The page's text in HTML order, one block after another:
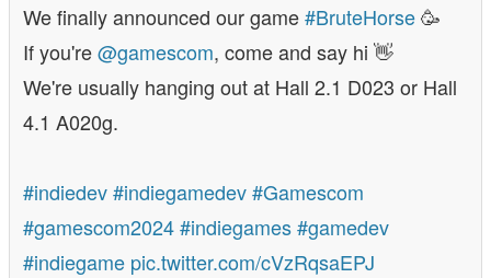
We finally announced our game#BruteHorse🥳
If you're@gamescom, come and say hi 👋
We're usually hanging out at Hall 2.1 D023 or Hall
4.1 A020g.
#indiedev#indiegamedev#Gamescom
#gamescom2024#indiegames#gamedev
#indiegame pic.twitter.com/cVzRqsaEPJ